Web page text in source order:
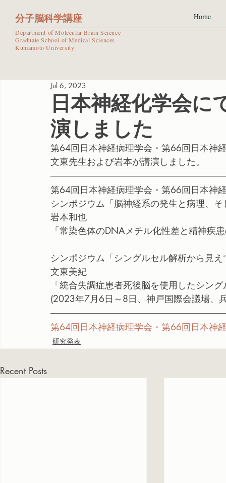
分子脳科学講座
Department of Molecular Brain Science
Graduate School of Medical Sciences
Kumamoto University
Home
日本神経化学会に
演しました
Jul 6, 2023
第64回日本神経病理学会・第66回日本神
文東先生および岩本が講演しました。
第64回日本神経病理学会・第66回日本神
シンポジウム「脳神経系の発生と病理、
岩本和也
「常染色体のDNAメチル化性差と精神疾
シンポジウム「シングルセル解析から見
文東美紀
「統合失調症患者死後脳を使用したシン
(2023年7月6日～8日、神戸国際会議場、
第64回日本神経病理学会・第66回日本神
研究発表
Recent Posts